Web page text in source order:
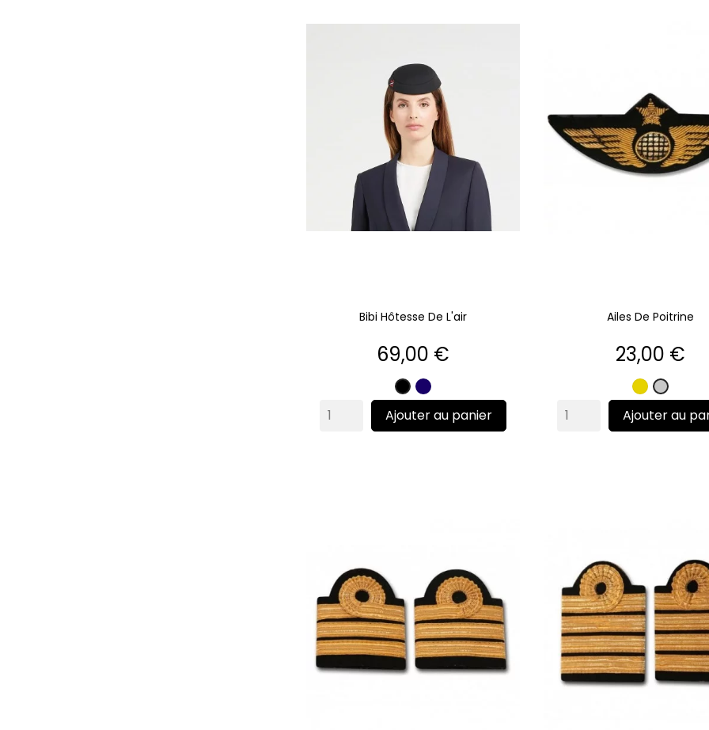
Bibi Hôtesse De L'air
Prix
69,00 €
NoirMarine
Ajouter au panier
Ailes De Poitrine
Prix
23,00 €
Or Argent
Ajouter au